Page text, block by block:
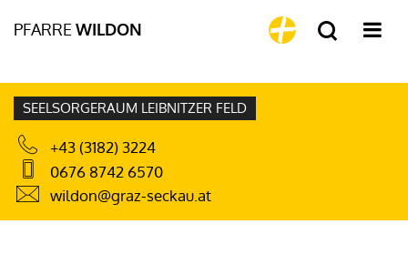
PFARRE WILDON
SEELSORGERAUM LEIBNITZER FELD
+43 (3182) 3224
0676 8742 6570
wildon@graz-seckau.at